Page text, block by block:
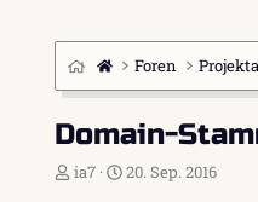
Foren
Domain-
E
ia7
E
20. Sep. 2016